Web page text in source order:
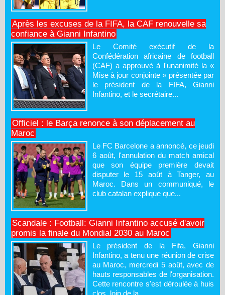
Après les excuses de la FIFA, la CAF renouvelle sa
confiance à Gianni Infantino
Le Comité exécutif de la
Confédération africaine de football
(CAF) a approuvé à l'unanimité la «
Mise à jour conjointe » présentée par
le président de la FIFA, Gianni
Infantino, et le secrétaire...
Officiel : le Barça renonce à son déplacement au
Maroc
Le FC Barcelone a annoncé, ce jeudi
6 août, l'annulation du match amical
que son équipe première devait
disputer le 15 août à Tanger, au
Maroc. Dans un communiqué, le
club catalan explique que...
Scandale : Football: Gianni Infantino accusé d'avoir
promis la finale du Mondial 2030 au Maroc
Le président de la Fifa, Gianni
Infantino, a tenu une réunion de crise
au Maroc, mercredi 5 août, avec de
hauts responsables de l'organisation.
Cette rencontre s'est déroulée à huis
clos, loin de la...